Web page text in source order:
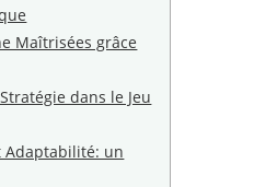
Maîtrisées grâce
dans le Jeu
Adaptabilité: un